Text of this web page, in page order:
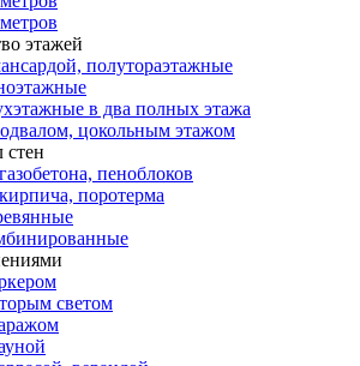
этажей
полутораэтажные
в два полных этажа
цокольным этажом
стен
пеноблоков
поротерма
светом